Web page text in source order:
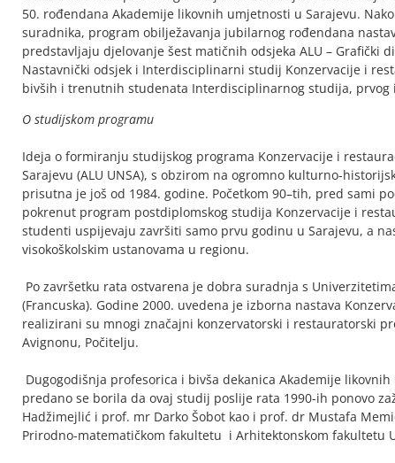
50. rođendana Akademije likovnih umjetnosti u Sarajevu.
suradnika, program obilježavanja jubilarnog rođendana
predstavljaju djelovanje šest matičnih odsjeka ALU – Grafički
Nastavnički odsjek i Interdisciplinarni studij Konzervacije i
bivših i trenutnih studenata Interdisciplinarnog studija, prvog
O studijskom programu
Ideja o formiranju studijskog programa Konzervacije i
Sarajevu (ALU UNSA), s obzirom na ogromno kulturno-
prisutna je još od 1984. godine. Početkom 90–tih, pred sami
pokrenut program postdiplomskog studija Konzervacije i
studenti uspijevaju završiti samo prvu godinu u Sarajevu, a
visokoškolskim ustanovama u regionu.
Po završetku rata ostvarena je dobra suradnja s
(Francuska). Godine 2000. uvedena je izborna nastava
realizirani su mnogi značajni konzervatorski i restauratorski
Avignonu, Počitelju.
Dugogodišnja profesorica i bivša dekanica Akademije
predano se borila da ovaj studij poslije rata 1990-ih ponovo
Hadžimejlić i prof. mr Darko Šobot kao i prof. dr Mustafa
Prirodno-matematičkom fakultetu i Arhitektonskom fakultetu